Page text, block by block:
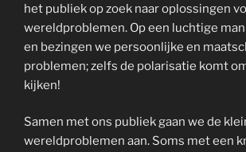
het publiek op zoek naar oplossingen
wereldproblemen. Op een luchtige
en bezingen we persoonlijke en
problemen; zelfs de polarisatie komt
kijken!
Samen met ons publiek gaan we de
wereldproblemen aan. Soms met een